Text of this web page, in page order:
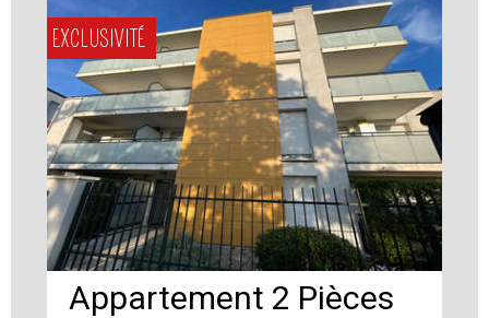
EXCLUSIVITÉ
Appartement 2 Pièces